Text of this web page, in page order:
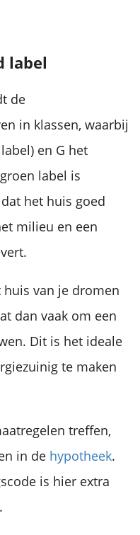
label
de
in klassen, waarbij
en G het
label is
het huis goed
milieu en een
huis van je dromen
dan vaak om een
Dit is het ideale
te maken
treffen,
in de hypotheek.
is hier extra